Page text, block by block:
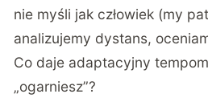
nie myśli jak człowiek (my
analizujemy dystans,
Co daje adaptacyjny
„ogarniesz”?